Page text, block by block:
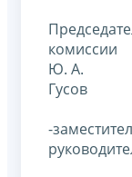
комиссии
Ю. А.
Гусов
-